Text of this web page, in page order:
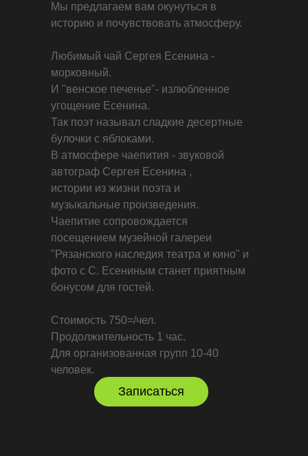
Мы предлагаем вам окунуться в
историю и почувствовать атмосферу.
Любимый чай Сергея Есенина -
морковный.
И "венское печенье"- излюбленное
угощение Есенина.
Так поэт называл сладкие десертные
булочки с яблоками.
В атмосфере чаепития - звуковой
автограф Сергея Есенина ,
истории из жизни поэта и
музыкальные произведения.
Чаепитие сопровождается
посещением музейной галереи
"Рязанского наследия театра и кино" и
фото с С. Есениным станет приятным
бонусом для гостей.
Стоимость 750=/чел.
Продолжительность 1 час.
Для организованная групп 10-40
человек.
Записаться